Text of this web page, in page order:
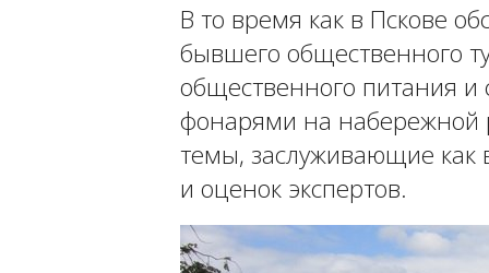
В то время как в Пскове
бывшего общественного
общественного питания
фонарями на набережной
темы, заслуживающие как
и оценок экспертов.